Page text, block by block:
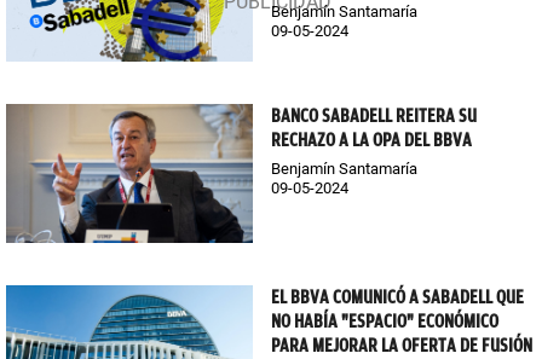
Benjamín Santamaría
09-05-2024
BANCO SABADELL REITERA SU
RECHAZO A LA OPA DEL BBVA
Benjamín Santamaría
09-05-2024
EL BBVA COMUNICÓ A SABADELL QUE
NO HABÍA "ESPACIO" ECONÓMICO
PARA MEJORAR LA OFERTA DE FUSIÓN